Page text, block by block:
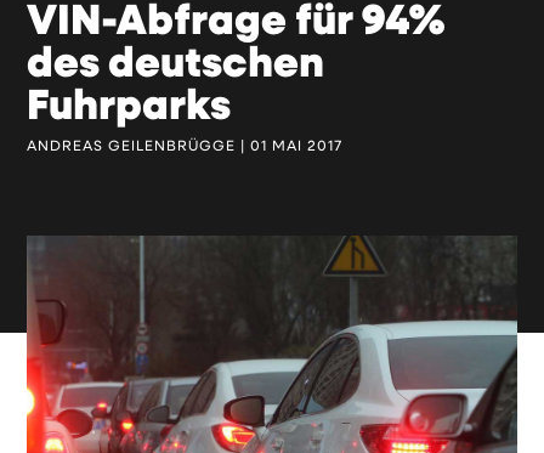
VIN-Abfrage für 94%
des deutschen
Fuhrparks
ANDREAS GEILENBRÜGGE | 01 MAI 2017